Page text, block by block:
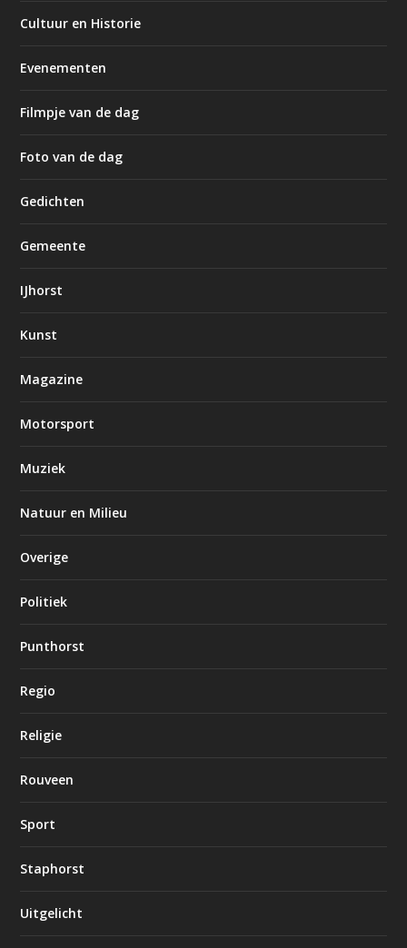
Cultuur en Historie
Evenementen
Filmpje van de dag
Foto van de dag
Gedichten
Gemeente
IJhorst
Kunst
Magazine
Motorsport
Muziek
Natuur en Milieu
Overige
Politiek
Punthorst
Regio
Religie
Rouveen
Sport
Staphorst
Uitgelicht